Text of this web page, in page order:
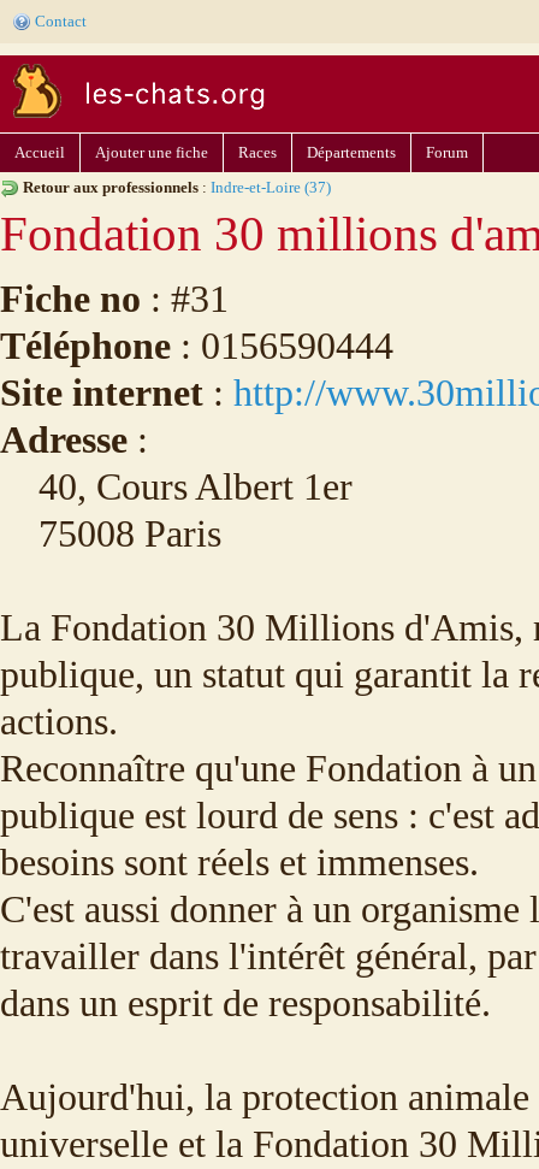
Contact
Accueil Ajouter une fiche Races Départements
Forum
Retour aux professionnels : Indre-et-Loire (37)
Fondation 30 millions
Fiche no : #31
Téléphone : 0156590444
Site internet : http://
Adresse :
40, Cours Albert 1er
75008 Paris
La Fondation 30 Millions d'Amis,
publique, un statut qui garantit la
actions.
Reconnaître qu'une Fondation à
publique est lourd de sens : c'est
besoins sont réels et immenses.
C'est aussi donner à un
travailler dans l'intérêt général,
dans un esprit de responsabilité.
Aujourd'hui, la protection animale
universelle et la Fondation 30